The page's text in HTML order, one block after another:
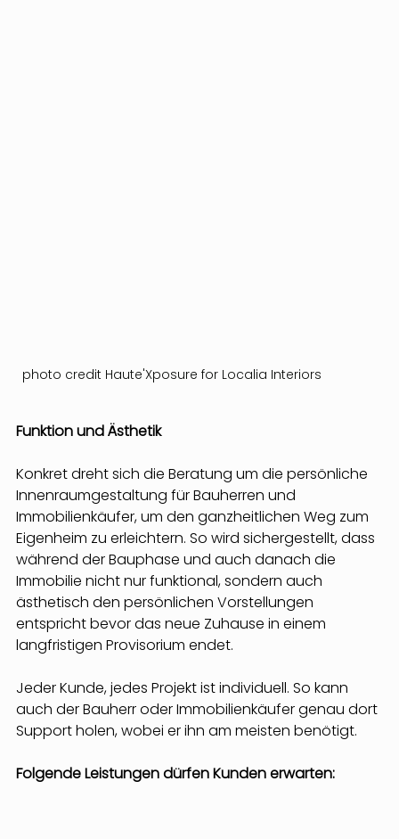
photo credit Haute'Xposure for Localia Interiors
Funktion und Ästhetik
Konkret dreht sich die Beratung um die persönliche
Innenraumgestaltung für Bauherren und
Immobilienkäufer, um den ganzheitlichen Weg zum
Eigenheim zu erleichtern. So wird sichergestellt, dass
während der Bauphase und auch danach die
Immobilie nicht nur funktional, sondern auch
ästhetisch den persönlichen Vorstellungen
entspricht bevor das neue Zuhause in einem
langfristigen Provisorium endet.
Jeder Kunde, jedes Projekt ist individuell. So kann
auch der Bauherr oder Immobilienkäufer genau dort
Support holen, wobei er ihn am meisten benötigt.
Folgende Leistungen dürfen Kunden erwarten: